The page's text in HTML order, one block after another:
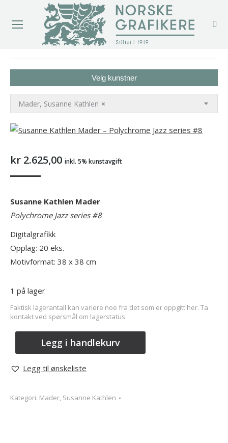
Velg kunstner
×
Mader, Susanne Kathlen
kr 2.625,00 inkl. 5% kunstavgift
Susanne Kathlen Mader
Polychrome Jazz series #8
Digitalgrafikk
Opplag: 20 eks.
Motivformat: 38 x 38 cm
1 på lager
Faktisk lagerantall kan variere noe fra det som er oppgitt her. Ta
kontakt ved spørsmål om lagerstatus.
Legg i handlekurv
Legg til ønskeliste
Kategori: Mader, Susanne Kathlen